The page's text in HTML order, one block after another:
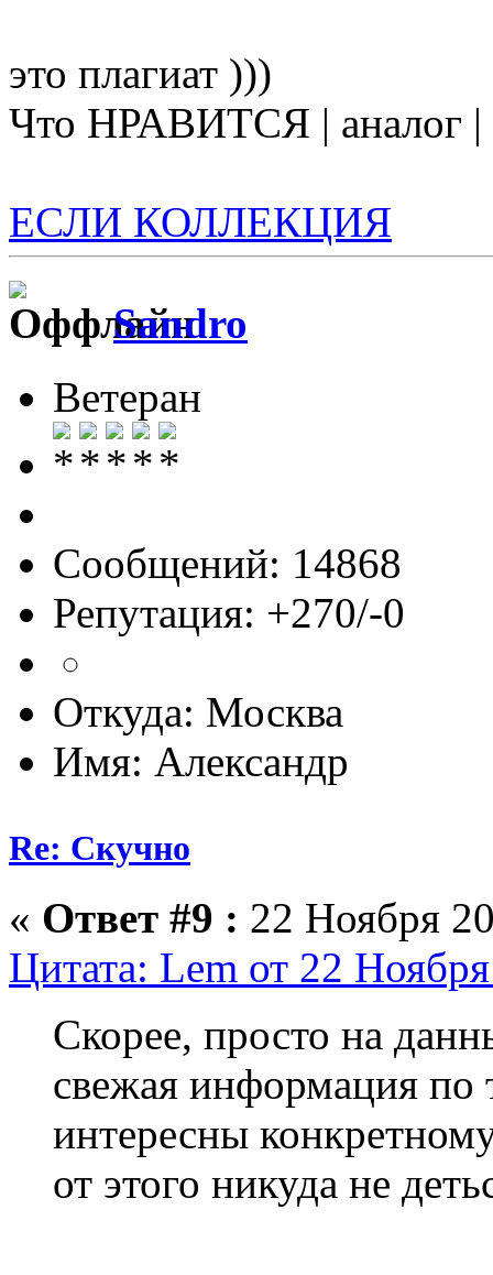
это плагиат )))
Что НРАВИТСЯ | аналог
ЕСЛИ КОЛЛЕКЦИЯ
Sandro
Ветеран
Сообщений: 14868
Репутация: +270/-0
Откуда: Москва
Имя: Александр
Re: Скучно
« Ответ #9 : 22 Ноября
Цитата: Lem от 22
Скорее, просто на
свежая информация по
интересны
от этого никуда не